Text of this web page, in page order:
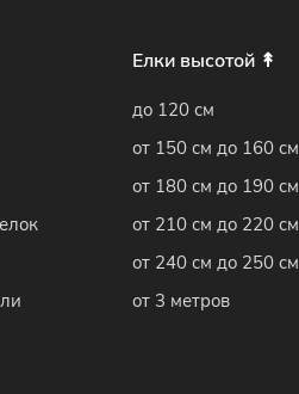
Елки высотой ↟
до 120 см
от 150 см до 160 см
от 180 см до 190 см
от 210 см до 220 см
от 240 см до 250 см
от 3 метров